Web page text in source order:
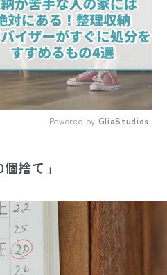
Powered by GliaStudios
捨て」